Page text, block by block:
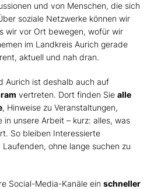
und von Menschen, die sich
soziale Netzwerke können wir
wir vor Ort bewegen, wofür wir
im Landkreis Aurich gerade
aktuell und nah dran.
Aurich ist deshalb auch auf
vertreten. Dort finden Sie alle
, Hinweise zu Veranstaltungen,
in unsere Arbeit – kurz: alles, was
So bleiben Interessierte
ohne lange suchen zu
Social-Media-Kanäle ein schneller